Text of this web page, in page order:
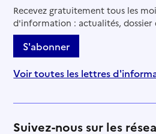
Recevez gratuitement tous les
d'information : actualités, dossier
S'abonner
Voir toutes les lettres
Suivez-nous sur les